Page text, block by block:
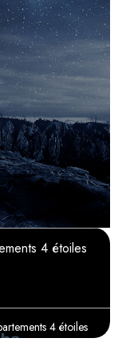
4 étoiles
4 étoiles